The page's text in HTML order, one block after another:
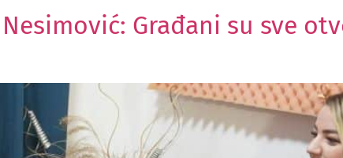
Nesimović: Građani su sve